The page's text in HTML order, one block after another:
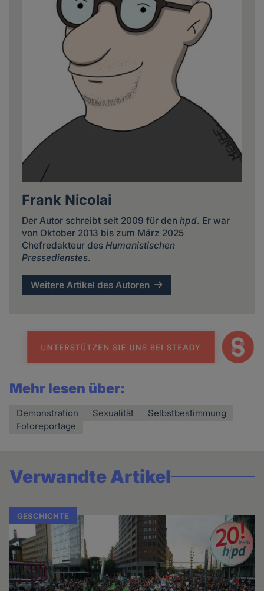
Frank Nicolai
Der Autor schreibt seit 2009 für den hpd. Er war
von Oktober 2013 bis zum März 2025
Chefredakteur des Humanistischen
Pressedienstes.
Weitere Artikel des Autoren
Mehr lesen über:
Demonstration Sexualität
Selbstbestimmung
Fotoreportage
Verwandte Artikel
GESCHICHTE